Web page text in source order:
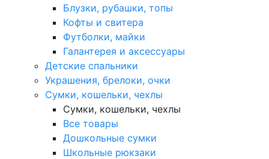
Блузки, рубашки, топы
Кофты и свитера
Футболки, майки
Галантерея и аксессуары
Детские спальники
Украшения, брелоки, очки
Сумки, кошельки, чехлы
Сумки, кошельки, чехлы
Все товары
Дошкольные сумки
Школьные рюкзаки